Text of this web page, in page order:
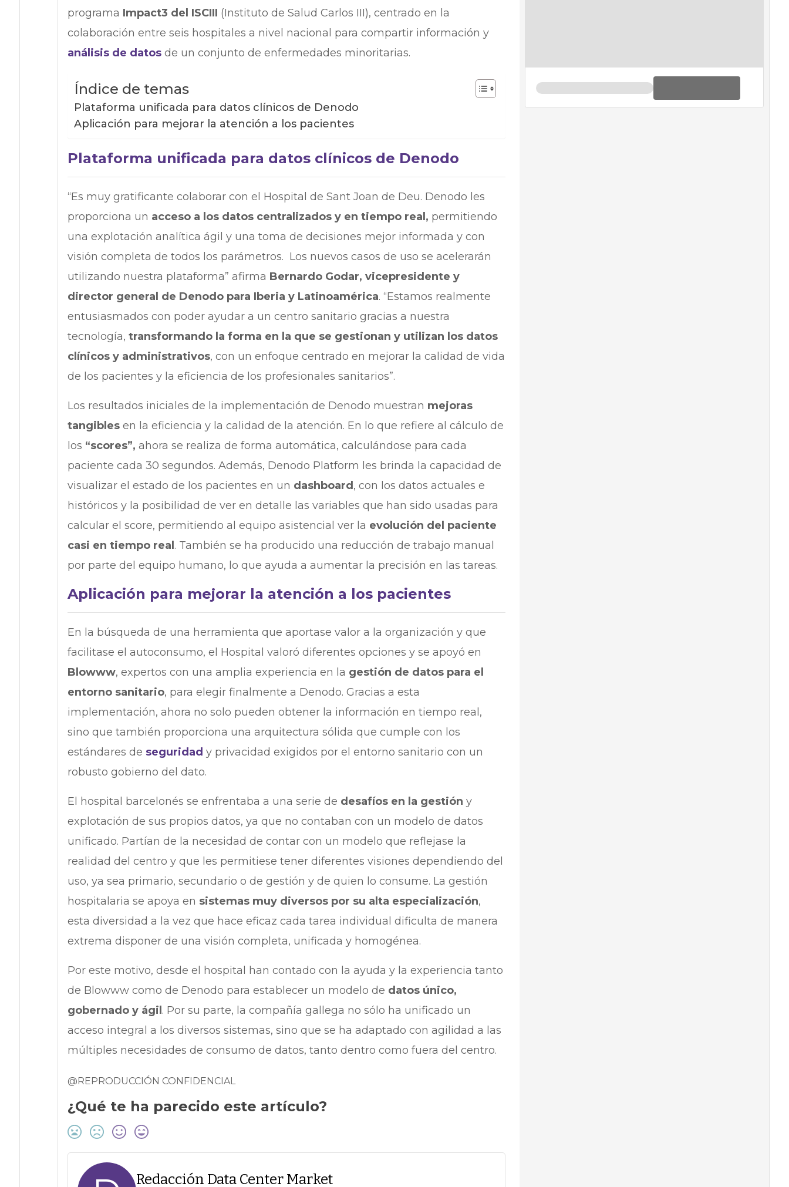
programa Impact3 del ISCIII (Instituto de Salud Carlos III), centrado en la
colaboración entre seis hospitales a nivel nacional para compartir información y
análisis de datosde un conjunto de enfermedades minoritarias.
Índice de temas
Plataforma unificada para datos clínicos de Denodo
Aplicación para mejorar la atención a los pacientes
Plataforma unificada para datos clínicos de Denodo
“Es muy gratificante colaborar con el Hospital de Sant Joan de Deu. Denodo les
proporciona un acceso a los datos centralizados y en tiempo real, permitiendo
una explotación analítica ágil y una toma de decisiones mejor informada y con
visión completa de todos los parámetros. Los nuevos casos de uso se acelerarán
utilizando nuestra plataforma” afirma Bernardo Godar, vicepresidente y
director general de Denodo para Iberia y Latinoamérica. “Estamos realmente
entusiasmados con poder ayudar a un centro sanitario gracias a nuestra
tecnología, transformando la forma en la que se gestionan y utilizan los datos
clínicos y administrativos, con un enfoque centrado en mejorar la calidad de vida
de los pacientes y la eficiencia de los profesionales sanitarios”.
Los resultados iniciales de la implementación de Denodo muestran mejoras
tangiblesen la eficiencia y la calidad de la atención. En lo que refiere al cálculo de
los “scores”, ahora se realiza de forma automática, calculándose para cada
paciente cada 30 segundos. Además, Denodo Platform les brinda la capacidad de
visualizar el estado de los pacientes en un dashboard , con los datos actuales e
históricos y la posibilidad de ver en detalle las variables que han sido usadas para
calcular el score, permitiendo al equipo asistencial ver la evolución del paciente
casi en tiempo real . También se ha producido una reducción de trabajo manual
por parte del equipo humano, lo que ayuda a aumentar la precisión en las tareas.
Aplicación para mejorar la atención a los pacientes
En la búsqueda de una herramienta que aportase valor a la organización y que
facilitase el autoconsumo, el Hospital valoró diferentes opciones y se apoyó en
Blowww, expertos con una amplia experiencia en la gestión de datos para el
entorno sanitario, para elegir finalmente a Denodo. Gracias a esta
implementación, ahora no solo pueden obtener la información en tiempo real,
sino que también proporciona una arquitectura sólida que cumple con los
estándares de seguridad y privacidad exigidos por el entorno sanitario con un
robusto gobierno del dato.
El hospital barcelonés se enfrentaba a una serie de desafíos en la gestión y
explotación de sus propios datos, ya que no contaban con un modelo de datos
unificado. Partían de la necesidad de contar con un modelo que reflejase la
realidad del centro y que les permitiese tener diferentes visiones dependiendo del
uso, ya sea primario, secundario o de gestión y de quien lo consume. La gestión
hospitalaria se apoya en sistemas muy diversos por su alta especialización,
esta diversidad a la vez que hace eficaz cada tarea individual dificulta de manera
extrema disponer de una visión completa, unificada y homogénea.
Por este motivo, desde el hospital han contado con la ayuda y la experiencia tanto
de Blowww como de Denodo para establecer un modelo de datos único,
gobernado y ágil . Por su parte, la compañía gallega no sólo ha unificado un
acceso integral a los diversos sistemas, sino que se ha adaptado con agilidad a las
múltiples necesidades de consumo de datos, tanto dentro como fuera del centro.
@REPRODUCCIÓN CONFIDENCIAL
¿Qué te ha parecido este artículo?
Redacción Data Center Market